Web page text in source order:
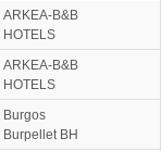
ARKEA-B&B
HOTELS
ARKEA-B&B
HOTELS
Burgos
Burpellet BH